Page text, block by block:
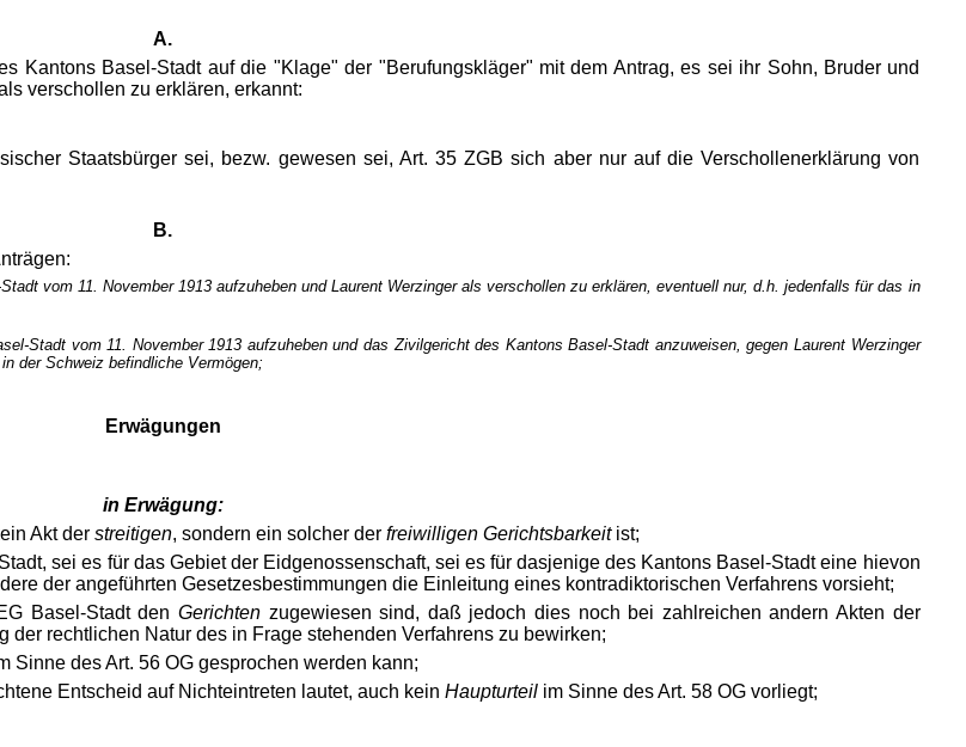
A.
Kantons Basel-Stadt auf die "Klage" der "Berufungskläger" mit dem Antrag, es sei ihr Sohn, Bruder und
verschollen zu erklären, erkannt:
Staatsbürger sei, bezw. gewesen sei, Art. 35 ZGB sich aber nur auf die Verschollenerklärung von
B.
vom 11. November 1913 aufzuheben und Laurent Werzinger als verschollen zu erklären, eventuell nur, d.h. jedenfalls für das in
Stadt vom 11. November 1913 aufzuheben und das Zivilgericht des Kantons Basel-Stadt anzuweisen, gegen Laurent Werzinger
der Schweiz befindliche Vermögen;
Erwägungen
in Erwägung:
Akt der streitigen, sondern ein solcher der freiwilligen Gerichtsbarkeitist;
sei es für das Gebiet der Eidgenossenschaft, sei es für dasjenige des Kantons Basel-Stadt eine hievon
der angeführten Gesetzesbestimmungen die Einleitung eines kontradiktorischen Verfahrens vorsieht;
Basel-Stadt den Gerichtenzugewiesen sind, daß jedoch dies noch bei zahlreichen andern Akten der
rechtlichen Natur des in Frage stehenden Verfahrens zu bewirken;
Sinne des Art. 56 OG gesprochen werden kann;
Entscheid auf Nichteintreten lautet, auch kein Haupturteilim Sinne des Art. 58 OG vorliegt;